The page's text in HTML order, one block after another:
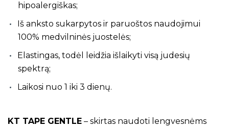
hipoalergiškas;
Iš anksto sukarpytos ir paruoštos naudojimui
100% medvilninės juostelės;
Elastingas, todėl leidžia išlaikyti visą judesių
spektrą;
Laikosi nuo 1 iki 3 dienų.
KT TAPE GENTLE – skirtas naudoti lengvesnėms